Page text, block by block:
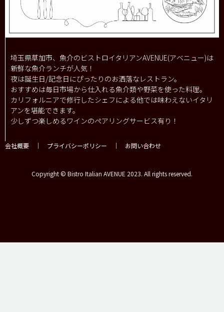
埼玉県草加市、魚介のビストロイタリアンAVENUE(アベニュー)は
新鮮な魚介ランチが人気！
夜は誕生日/記念日にぴったりのお洒落なレストラン。
おすすめは毎日市場から仕入れる魚介類や野菜を使った料理。
カリフォルニアで修行したシェフによる他では味わえないイタリ
アンを堪能できます。
少しずつ楽しめるワインのペアリングサービス有り！
会社概要 ｜ プライバシーポリシー ｜ お問い合わせ
Copyright © Bistro Italian AVENUE 2023. All rights reserved.